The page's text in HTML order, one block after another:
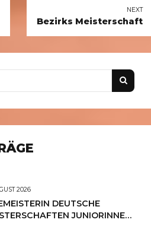
NEXT
Bezirks Meisterschaft
2026
DEUTSCHE
JUNIORINNEN